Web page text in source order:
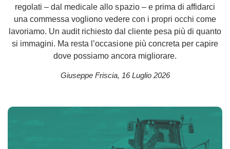
regolati – dal medicale allo spazio – e prima di affidarci
una commessa vogliono vedere con i propri occhi come
lavoriamo. Un audit richiesto dal cliente pesa più di quanto
si immagini. Ma resta l’occasione più concreta per capire
dove possiamo ancora migliorare.
Giuseppe Friscia, 16 Luglio 2026